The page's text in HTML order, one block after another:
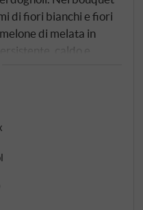
di fiori bianchi e fiori
di melata in
caldo e
è ben integrata. Una